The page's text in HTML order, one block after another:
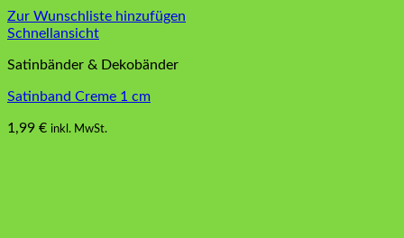
Zur Wunschliste hinzufügen
Schnellansicht
Satinbänder & Dekobänder
Satinband Creme 1 cm
1,99 € inkl. MwSt.